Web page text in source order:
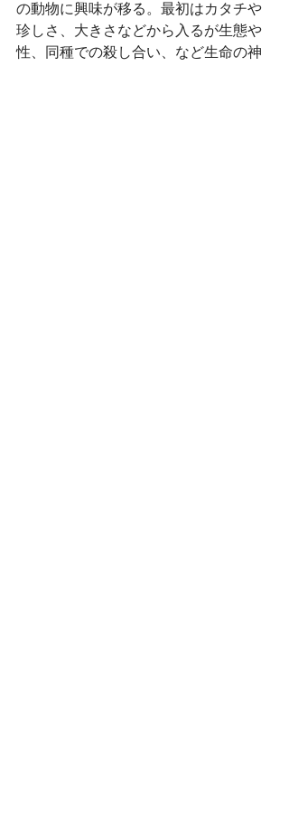
の動物に興味が移る。最初はカタチや
珍しさ、大きさなどから入るが生態や
性、同種での殺し合い、など生命の神